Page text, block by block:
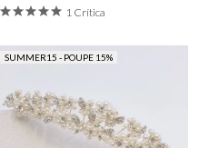
1 Crítica
SUMMER15 - POUPE 15%